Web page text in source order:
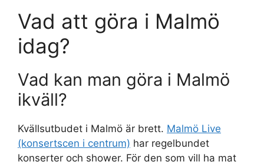
Vad att göra i Malmö
idag?
Vad kan man göra i Malmö
ikväll?
Kvällsutbudet i Malmö är brett. Malmö Live
(konsertscen i centrum) har regelbundet
konserter och shower. För den som vill ha mat